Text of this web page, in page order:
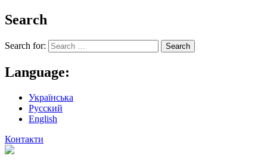
Search
Search for:
Language:
Українська
Русский
English
Контакти